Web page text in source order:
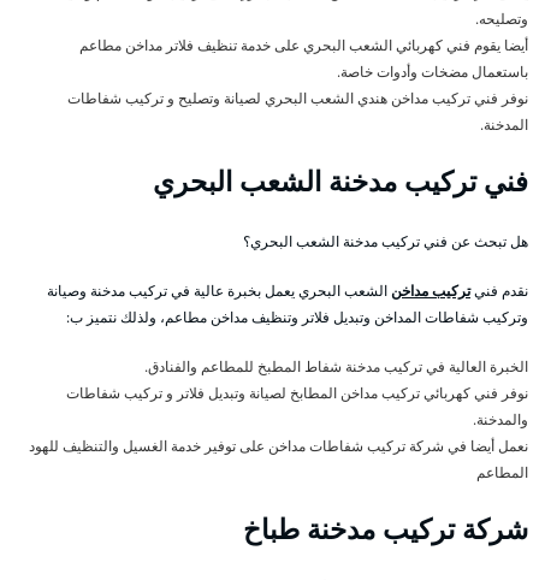
وتصليحه.
أيضا يقوم فني كهربائي الشعب البحري على خدمة تنظيف فلاتر مداخن مطاعم
باستعمال مضخات وأدوات خاصة.
نوفر فني تركيب مداخن هندي الشعب البحري لصيانة وتصليح و تركيب شفاطات
المدخنة.
فني تركيب مدخنة الشعب البحري
هل تبحث عن فني تركيب مدخنة الشعب البحري؟
نقدم فنيتركيب مداخنالشعب البحري يعمل بخبرة عالية في تركيب مدخنة وصيانة
وتركيب شفاطات المداخن وتبديل فلاتر وتنظيف مداخن مطاعم، ولذلك نتميز ب:
الخبرة العالية في تركيب مدخنة شفاط المطبخ للمطاعم والفنادق.
نوفر فني كهربائي تركيب مداخن المطابخ لصيانة وتبديل فلاتر و تركيب شفاطات
والمدخنة.
نعمل أيضا في شركة تركيب شفاطات مداخن على توفير خدمة الغسيل والتنظيف للهود
المطاعم
شركة تركيب مدخنة طباخ